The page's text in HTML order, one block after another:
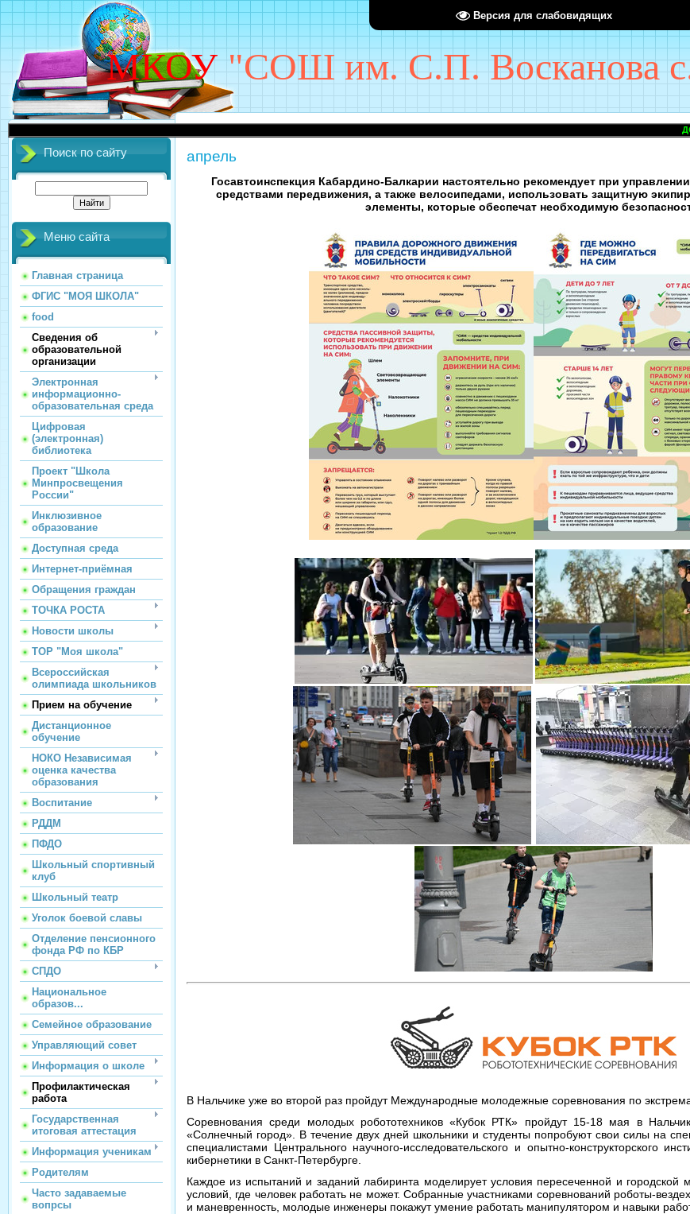
Версия для слабовидящих
МКОУ "СОШ им. С.П. Восканова с.
ДОБРО
Поиск по сайту
Меню сайта
Главная страница
ФГИС "МОЯ ШКОЛА"
food
Сведения об
образовательной
организации
Электронная
информационно-
образовательная среда
Цифровая
(электронная)
библиотека
Проект "Школа
Минпросвещения
России"
Инклюзивное
образование
Доступная среда
Интернет-приёмная
Обращения граждан
ТОЧКА РОСТА
Новости школы
ТОР "Моя школа"
Всероссийская
олимпиада школьников
Прием на обучение
Дистанционное
обучение
НОКО Независимая
оценка качества
образования
Воспитание
РДДМ
ПФДО
Школьный спортивный
клуб
Школьный театр
Уголок боевой славы
Отделение пенсионного
фонда РФ по КБР
СПДО
Национальное
образов...
Семейное образование
Управляющий совет
Информация о школе
Профилактическая
работа
Государственная
итоговая аттестация
Информация ученикам
Родителям
Часто задаваемые
вопрсы
апрель
Госавтоинспекция Кабардино-Балкарии настоятельно рекомендует при
средствами передвижения, а также велосипедами, использовать защитную
элементы, которые обеспечат необходимую
В Нальчике уже во второй раз пройдут Международные молодежные соревнования по
Соревнования среди молодых робототехников «Кубок РТК» пройдут 15-18 мая в
«Солнечный город». В течение двух дней школьники и студенты попробуют свои силы на
специалистами Центрального научного-исследовательского и опытно-конструкторского
кибернетики в Санкт-Петербурге.
Каждое из испытаний и заданий лабиринта моделирует условия пересеченной и городской
условий, где человек работать не может. Собранные участниками соревнований роботы-
и маневренность, молодые инженеры покажут умение работать манипулятором и навыки